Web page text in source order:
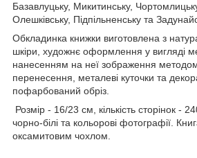
Базавлуцьку, Микитинську,
Олешківську, Підпільненську та
Обкладинка книжки виготовлена з
шкіри, художнє оформлення у вигляді
нанесенням на неї зображення
перенесення, металеві куточки та
пофарбований обріз.
Розмір - 16/23 см, кількість сторінок -
чорно-білі та кольорові фотографії.
оксамитовим чохлом.